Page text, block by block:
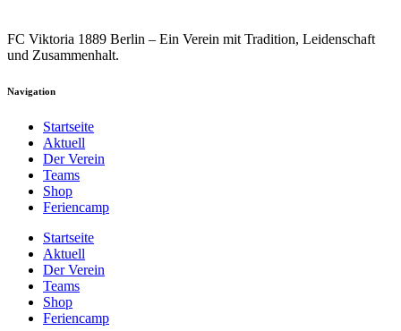
FC Viktoria 1889 Berlin – Ein Verein mit Tradition, Leidenschaft
und Zusammenhalt.
Navigation
Startseite
Aktuell
Der Verein
Teams
Shop
Feriencamp
Startseite
Aktuell
Der Verein
Teams
Shop
Feriencamp